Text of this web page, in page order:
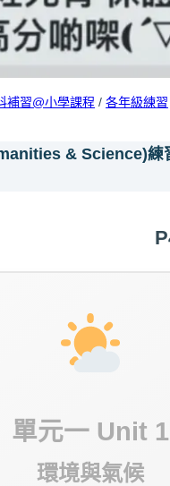
補習@小學課程 / 各年級練習
& Science)練
單元一 Unit 1
環境與氣候